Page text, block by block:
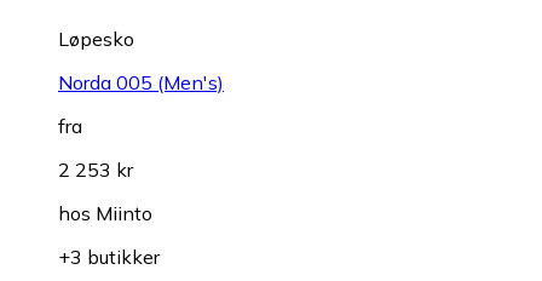
Løpesko
Norda 005 (Men's)
fra
2 253 kr
hos Miinto
+3 butikker